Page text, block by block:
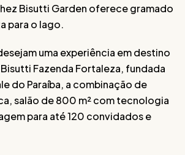
Bisutti Garden oferece gramado
para o lago.
uma experiência em destino
Fazenda Fortaleza, fundada
do Paraíba, a combinação de
salão de 800 m² com tecnologia
para até 120 convidados e